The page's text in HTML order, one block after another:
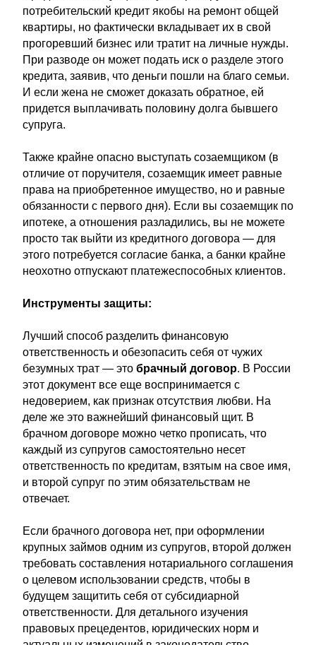
потребительский кредит якобы на ремонт общей
квартиры, но фактически вкладывает их в свой
прогоревший бизнес или тратит на личные нужды.
При разводе он может подать иск о разделе этого
кредита, заявив, что деньги пошли на благо семьи.
И если жена не сможет доказать обратное, ей
придется выплачивать половину долга бывшего
супруга.
Также крайне опасно выступать созаемщиком (в
отличие от поручителя, созаемщик имеет равные
права на приобретенное имущество, но и равные
обязанности с первого дня). Если вы созаемщик по
ипотеке, а отношения разладились, вы не можете
просто так выйти из кредитного договора — для
этого потребуется согласие банка, а банки крайне
неохотно отпускают платежеспособных клиентов.
Инструменты защиты:
Лучший способ разделить финансовую
ответственность и обезопасить себя от чужих
безумных трат — это брачный договор. В России
этот документ все еще воспринимается с
недоверием, как признак отсутствия любви. На
деле же это важнейший финансовый щит. В
брачном договоре можно четко прописать, что
каждый из супругов самостоятельно несет
ответственность по кредитам, взятым на свое имя,
и второй супруг по этим обязательствам не
отвечает.
Если брачного договора нет, при оформлении
крупных займов одним из супругов, второй должен
требовать составления нотариального соглашения
о целевом использовании средств, чтобы в
будущем защитить себя от субсидиарной
ответственности. Для детального изучения
правовых прецедентов, юридических норм и